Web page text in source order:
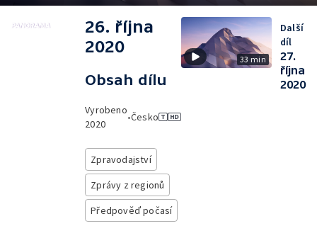
26. října
2020
Obsah dílu
Vyrobeno
2020
•Česko
Zpravodajství
Zprávy z regionů
Předpověď počasí
33 min
Další
díl
27.
října
2020